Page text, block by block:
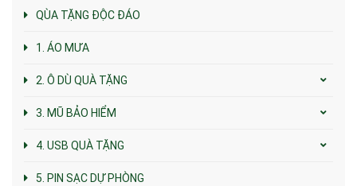
QÙA TẶNG ĐỘC ĐÁO
1. ÁO MƯA
2. Ô DÙ QUÀ TẶNG
3. MŨ BẢO HIỂM
4. USB QUÀ TẶNG
5. PIN SẠC DỰ PHÒNG